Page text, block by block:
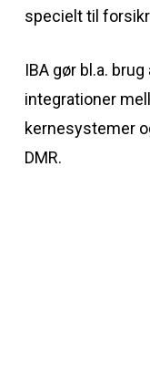
specielt til
IBA gør bl.a.
integrationer
kernesystemer
DMR.